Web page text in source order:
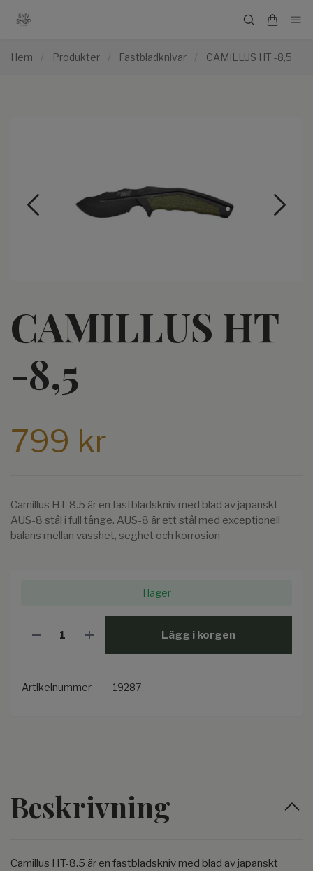
Hem / Produkter / Fastbladknivar / CAMILLUS HT -8,5
CAMILLUS HT
-8,5
799 kr
Camillus HT-8.5 är en fastbladskniv med blad av japanskt
AUS-8 stål i full tånge. AUS-8 är ett stål med exceptionell
balans mellan vasshet, seghet och korrosion
I lager
Lägg i korgen
Artikelnummer 19287
Beskrivning
Camillus HT-8.5 är en fastbladskniv med blad av japanskt